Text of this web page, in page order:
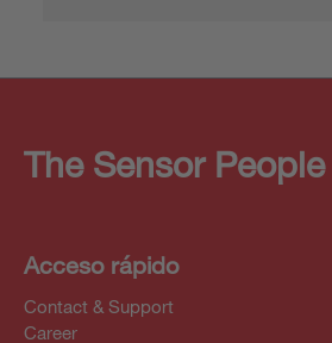
The Sensor People
Acceso rápido
Contact & Support
Career